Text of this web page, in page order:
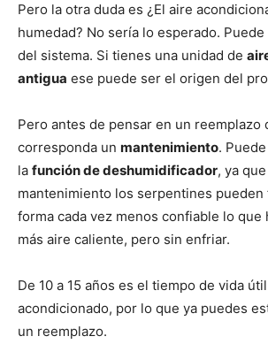
Pero la otra duda es ¿El aire
humedad? No sería lo esperado.
del sistema. Si tienes una unidad de
antigua ese puede ser el origen del
Pero antes de pensar en un reemplazo
corresponda un mantenimiento.
la función de deshumidificador, ya
mantenimiento los serpentines pueden
forma cada vez menos confiable lo que
más aire caliente, pero sin enfriar.
De 10 a 15 años es el tiempo de vida
acondicionado, por lo que ya puedes
un reemplazo.